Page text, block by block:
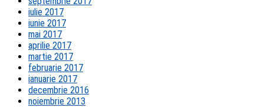
iulie 2017
iunie 2017
mai 2017
aprilie 2017
martie 2017
februarie 2017
ianuarie 2017
decembrie 2016
noiembrie 2013